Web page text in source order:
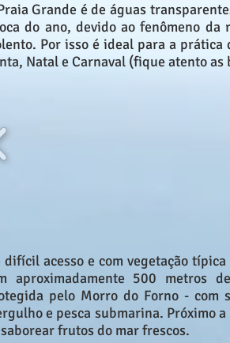
Grande é de águas
do ano, devido ao fenômeno da
Por isso é ideal para a prática
Natal e Carnaval (fique atento
difícil acesso e com vegetação
aproximadamente 500 metros
pelo Morro do Forno - com
e pesca submarina. Próximo
frutos do mar frescos.